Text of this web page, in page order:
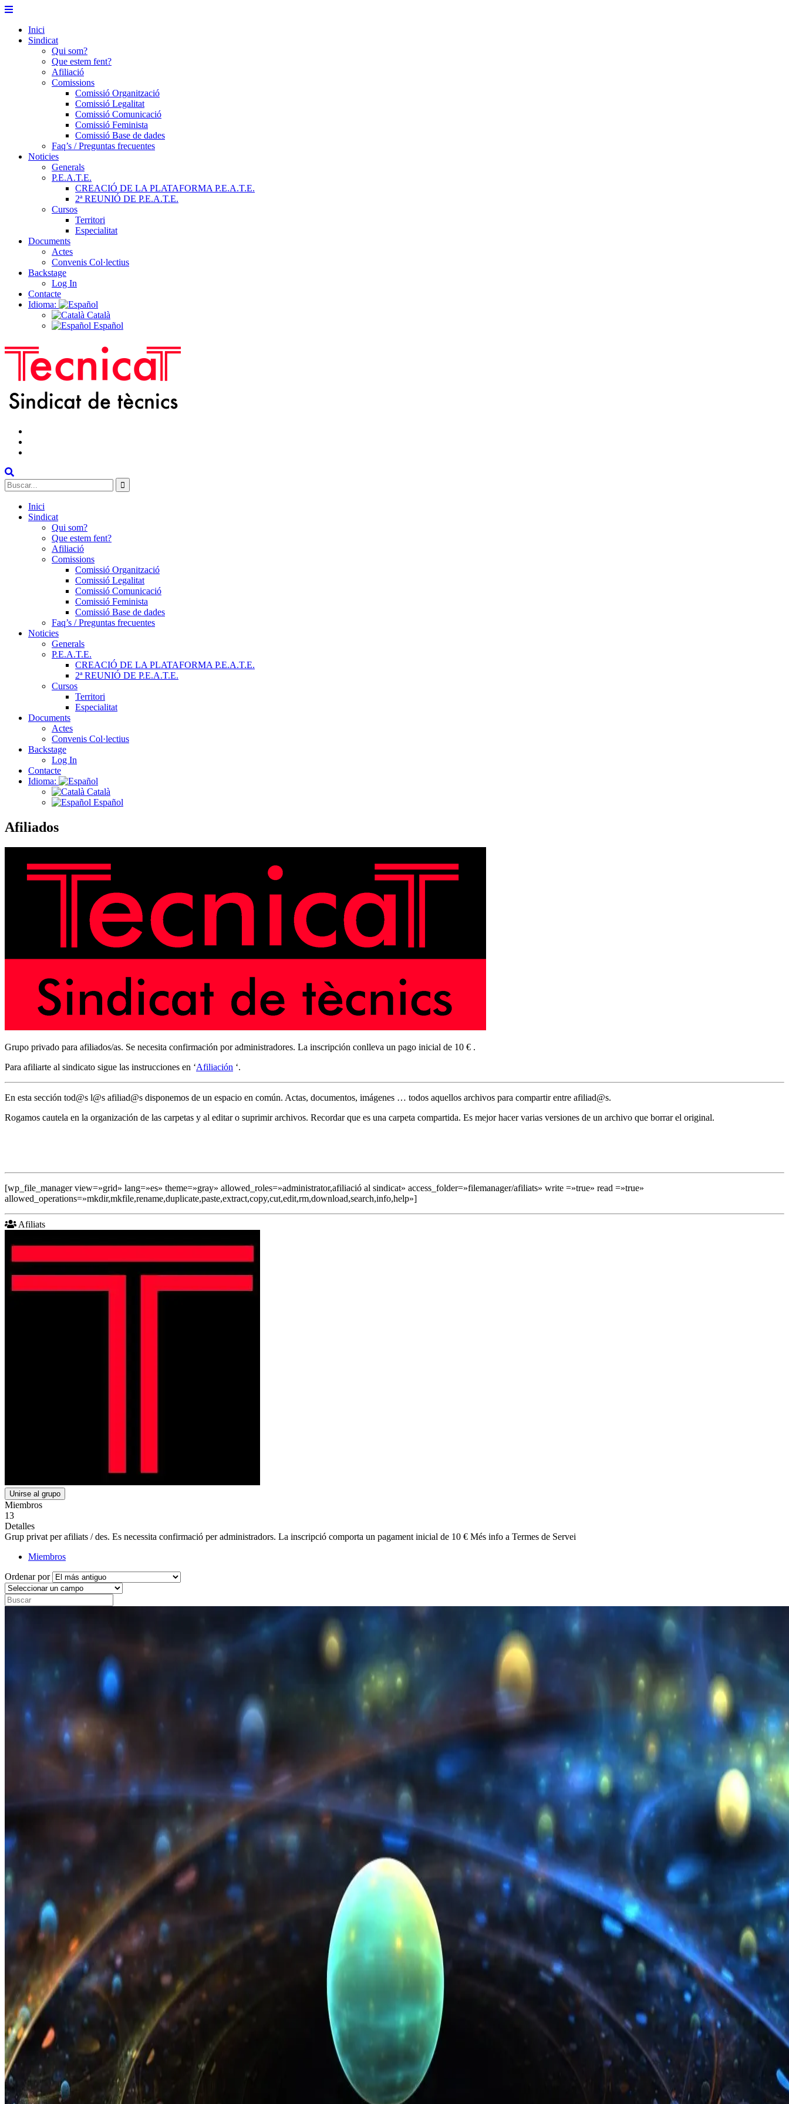
Saltar
contenido
Inici
Sindicat
Qui som?
Que estem fent?
Afiliació
Comissions
Comissió Organització
Comissió Legalitat
Comissió Comunicació
Comissió Feminista
Comissió Base de dades
Faq’s / Preguntas frecuentes
Noticies
Generals
P.E.A.T.E.
CREACIÓ DE LA PLATAFORMA P.E.A.T.E.
2ª REUNIÓ DE P.E.A.T.E.
Cursos
Territori
Especialitat
Documents
Actes
Convenis Col·lectius
Backstage
Log In
Contacte
Idioma:
Català
Español
Buscar:
Inici
Sindicat
Qui som?
Que estem fent?
Afiliació
Comissions
Comissió Organització
Comissió Legalitat
Comissió Comunicació
Comissió Feminista
Comissió Base de dades
Faq’s / Preguntas frecuentes
Noticies
Generals
P.E.A.T.E.
CREACIÓ DE LA PLATAFORMA P.E.A.T.E.
2ª REUNIÓ DE P.E.A.T.E.
Cursos
Territori
Especialitat
Documents
Actes
Convenis Col·lectius
Backstage
Log In
Contacte
Idioma:
Català
Español
Afiliados
Grupo privado para afiliados/as. Se necesita confirmación por administradores. La inscripción conlleva un pago inicial de 10 € .
Para afiliarte al sindicato sigue las instrucciones en ‘Afiliación ‘.
En esta sección tod@s l@s afiliad@s disponemos de un espacio en común. Actas, documentos, imágenes … todos aquellos archivos para compartir entre afiliad@s.
Rogamos cautela en la organización de las carpetas y al editar o suprimir archivos. Recordar que es una carpeta compartida. Es mejor hacer varias versiones de un archivo que borrar el original.
[wp_file_manager view=»grid» lang=»es» theme=»gray» allowed_roles=»administrator,afiliació al sindicat» access_folder=»filemanager/afiliats» write =»true» read =»true»
allowed_operations=»mkdir,mkfile,rename,duplicate,paste,extract,copy,cut,edit,rm,download,search,info,help»]
Afiliats
Unirse al grupo
Miembros
13
Detalles
Grup privat per afiliats / des. Es necessita confirmació per administradors. La inscripció comporta un pagament inicial de 10 € Més info a Termes de Servei
Miembros
Ordenar por